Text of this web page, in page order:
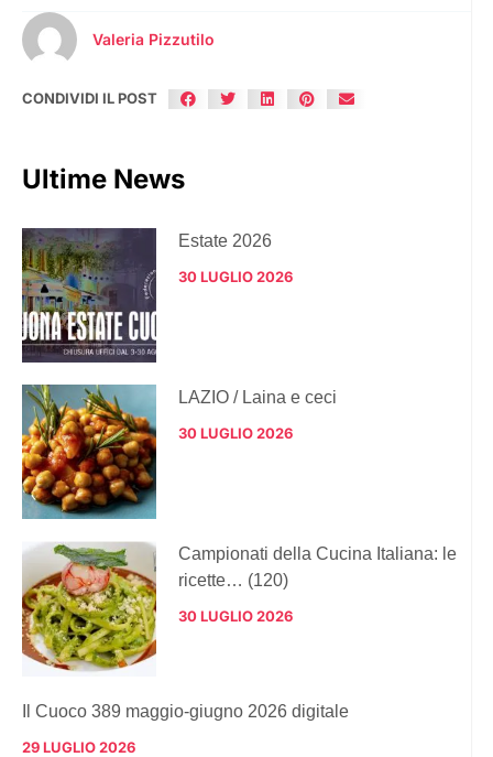
Valeria Pizzutilo
CONDIVIDI IL POST
Ultime News
Estate 2026
30 LUGLIO 2026
LAZIO / Laina e ceci
30 LUGLIO 2026
Campionati della Cucina Italiana: le
ricette… (120)
30 LUGLIO 2026
Il Cuoco 389 maggio-giugno 2026 digitale
29 LUGLIO 2026